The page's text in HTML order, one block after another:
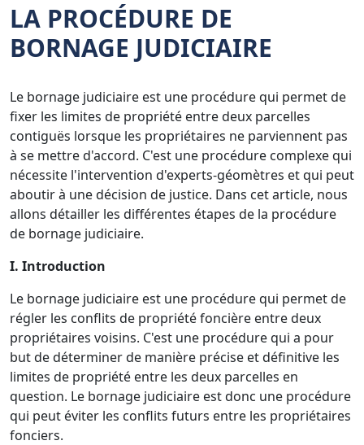
LA PROCÉDURE DE
BORNAGE JUDICIAIRE
Le bornage judiciaire est une procédure qui permet de
fixer les limites de propriété entre deux parcelles
contiguës lorsque les propriétaires ne parviennent pas
à se mettre d'accord. C'est une procédure complexe qui
nécessite l'intervention d'experts-géomètres et qui peut
aboutir à une décision de justice. Dans cet article, nous
allons détailler les différentes étapes de la procédure
de bornage judiciaire.
I. Introduction
Le bornage judiciaire est une procédure qui permet de
régler les conflits de propriété foncière entre deux
propriétaires voisins. C'est une procédure qui a pour
but de déterminer de manière précise et définitive les
limites de propriété entre les deux parcelles en
question. Le bornage judiciaire est donc une procédure
qui peut éviter les conflits futurs entre les propriétaires
fonciers.